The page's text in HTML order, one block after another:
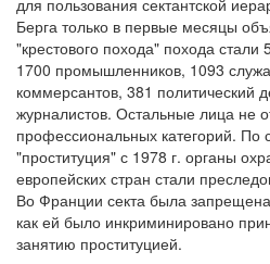
для пользования сектантской
Берга только в первые месяцы
"крестового похода" похода
1700 промышленников, 1093
коммерсантов, 381 политический
журналистов. Остальные лица не
профессиональных категорий. По
"проституция" с 1978 г. органы
европейских стран стали
Во Франции секта была
как ей было инкриминировано
занятию проституцией.